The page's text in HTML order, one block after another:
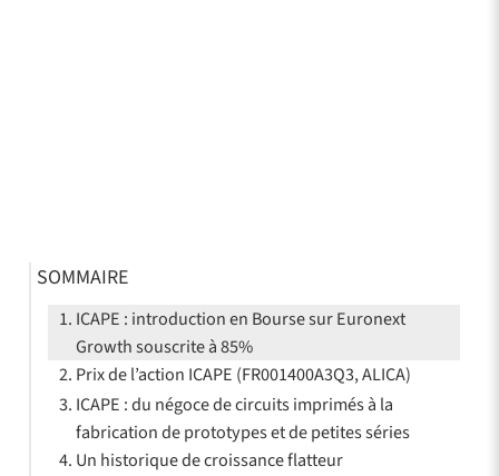
SOMMAIRE
ICAPE : introduction en Bourse sur Euronext
Growth souscrite à 85%
Prix de l’action ICAPE (FR001400A3Q3, ALICA)
ICAPE : du négoce de circuits imprimés à la
fabrication de prototypes et de petites séries
Un historique de croissance flatteur